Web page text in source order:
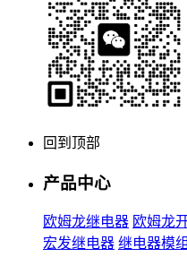
回到顶部
产品中心
欧姆龙继电器 欧姆龙
宏发继电器 继电器模组